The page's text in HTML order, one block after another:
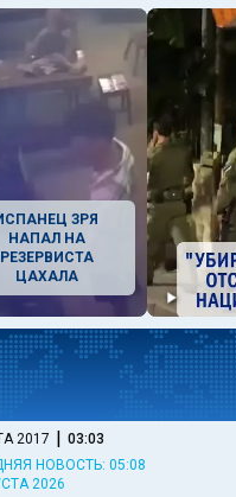
ЗРЯ
НАПАЛ НА
РЕЗЕРВИСТА
ЦАХАЛА
2017 | 03:03
НОВОСТЬ: 05:08
2026